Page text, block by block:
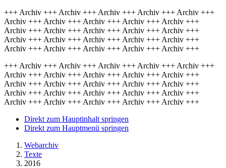
+++ Archiv +++ Archiv +++ Archiv +++ Archiv +++ Archiv +++
Archiv +++ Archiv +++ Archiv +++ Archiv +++ Archiv +++
Archiv +++ Archiv +++ Archiv +++ Archiv +++ Archiv +++
Archiv +++ Archiv +++ Archiv +++ Archiv +++ Archiv +++
Archiv +++ Archiv +++ Archiv +++ Archiv +++ Archiv +++
+++ Archiv +++ Archiv +++ Archiv +++ Archiv +++ Archiv +++
Archiv +++ Archiv +++ Archiv +++ Archiv +++ Archiv +++
Archiv +++ Archiv +++ Archiv +++ Archiv +++ Archiv +++
Archiv +++ Archiv +++ Archiv +++ Archiv +++ Archiv +++
Archiv +++ Archiv +++ Archiv +++ Archiv +++ Archiv +++
Direkt zum Hauptinhalt springen
Direkt zum Hauptmenü springen
Webarchiv
Texte
2016